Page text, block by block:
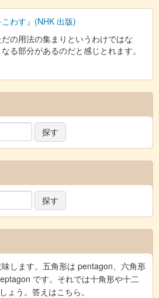
こわす』(NHK 出版)
の用法の集まりというわけではな
る部分があるのだと感じとれます。
します。五角形は pentagon、六角形
です。それでは十角形や十二
ょう。答えはこちら。